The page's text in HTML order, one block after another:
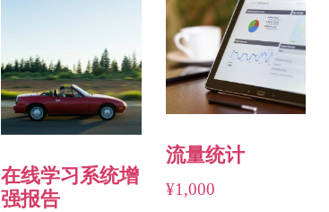
在线学习系统增
强报告
流量统计
¥1,000